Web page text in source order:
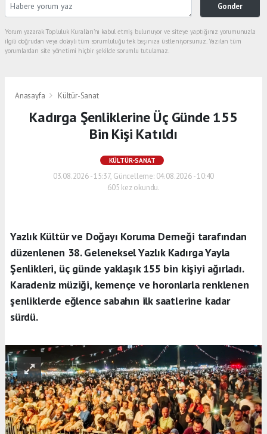
Gonder
Yorum yazarak Topluluk Kuralları’nı kabul etmiş bulunuyor ve siteye yaptığınız yorumunuzla
ilgili doğrudan veya dolaylı tüm sorumluluğu tek başınıza üstleniyorsunuz. Yazılan tüm
yorumlardan site yönetimi hiçbir şekilde sorumlu tutulamaz.
Anasayfa Kültür-Sanat
Kadırga Şenliklerine Üç Günde 155
Bin Kişi Katıldı
KÜLTÜR-SANAT
03.08.2026 - 15:37, Güncelleme: 04.08.2026 - 10:40
605 kez okundu.
Yazlık Kültür ve Doğayı Koruma Derneği tarafından
düzenlenen 38. Geleneksel Yazlık Kadırga Yayla
Şenlikleri, üç günde yaklaşık 155 bin kişiyi ağırladı.
Karadeniz müziği, kemençe ve horonlarla renklenen
şenliklerde eğlence sabahın ilk saatlerine kadar
sürdü.